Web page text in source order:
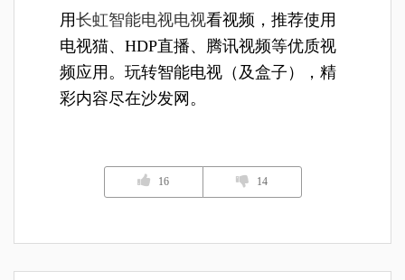
用长虹智能电视电视看视频，推荐使用
电视猫、HDP直播、腾讯视频等优质视
频应用。玩转智能电视（及盒子），精
彩内容尽在沙发网。
16 14